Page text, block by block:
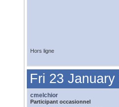
Hors ligne
Fri 23
cmelchior
Participant occasionnel